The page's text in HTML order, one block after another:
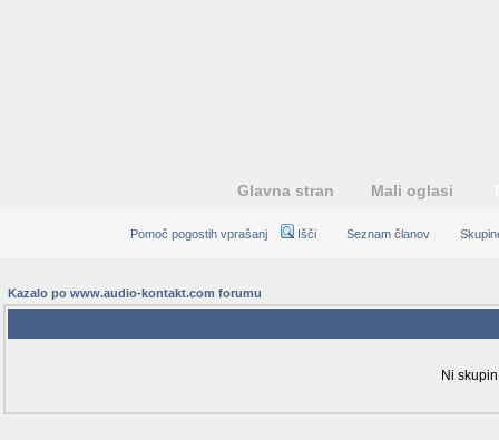
Glavna stran Mali oglasi
Pomoč pogostih vprašanj Išči Seznam članov
Kazalo po www.audio-kontakt.com forumu
Ni skupin